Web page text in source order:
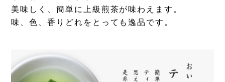
美味しく、簡単に上級煎茶が味わえます。
味、色、香りどれをとっても逸品です。